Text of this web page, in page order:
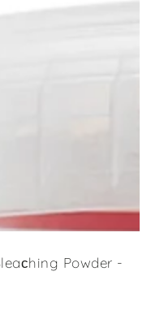
Powder -